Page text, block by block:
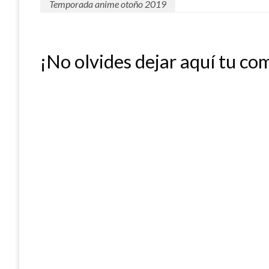
Temporada anime otoño 2019
¡No olvides dejar aquí tu